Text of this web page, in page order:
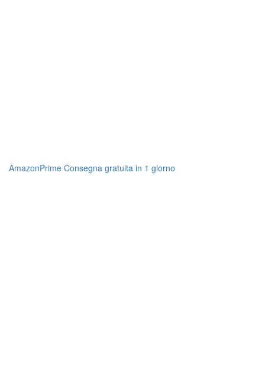
AmazonPrime Consegna gratuita in 1 giorno